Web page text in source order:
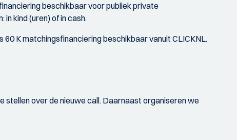
beschikbaar voor publiek private
kind (uren) of in cash.
K matchingsfinanciering beschikbaar vanuit CLICKNL.
stellen over de nieuwe call. Daarnaast organiseren we